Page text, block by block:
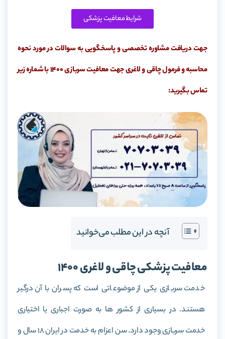
شرایط معافیت پزشکی
جهت دریافت مشاوره تخصصی و پاسخگویی به سوالات در مورد نحوه
محاسبه و فرمول چاقی و لاغری جهت معافیت سربازی 1400 با شماره زیر
تماس بگیرید:
آنچه در این مطلب می‌خوانید
معافیت پزشکی چاقی و لاغری 1400
خدمت سربازی یکی از موضوعاتی است که پسران با آن درگیر
هستند. در بسیاری از کشور ها به صورت اجباری یا اختیاری
خدمت سربازی وجود دارد. سن اعزام به خدمت در ایران 18 سال و